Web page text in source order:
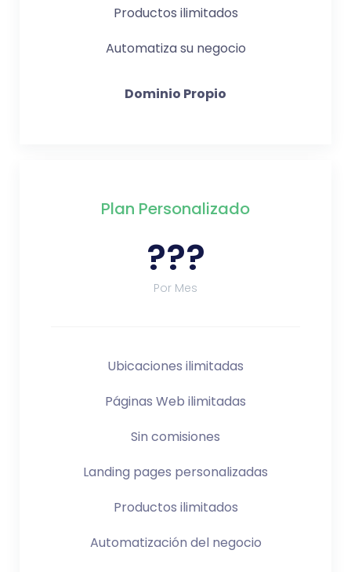
Productos ilimitados
Automatiza su negocio
Dominio Propio
Plan Personalizado
???
Por Mes
Ubicaciones ilimitadas
Páginas Web ilimitadas
Sin comisiones
Landing pages personalizadas
Productos ilimitados
Automatización del negocio